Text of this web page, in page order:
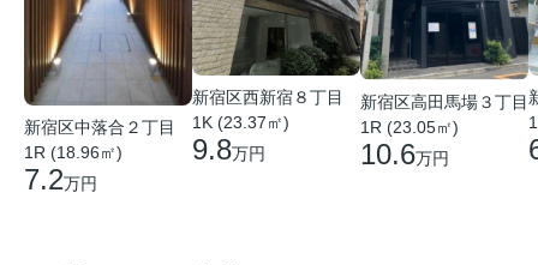
新宿区中落合２丁目
1R (18.96㎡)
7.2万円
新宿区西新宿８丁目
1K (23.37㎡)
9.8万円
新宿区高田馬場３丁目
1R (23.05㎡)
10.6万円